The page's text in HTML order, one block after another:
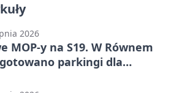
2026
MOP-y na S19. W Równem
parkingi dla